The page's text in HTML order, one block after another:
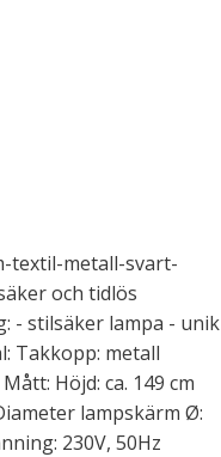
textil-metall-svart-
och tidlös
- stilsäker lampa - unik
Takkopp: metall
Höjd: ca. 149 cm
lampskärm Ø:
230V, 50Hz